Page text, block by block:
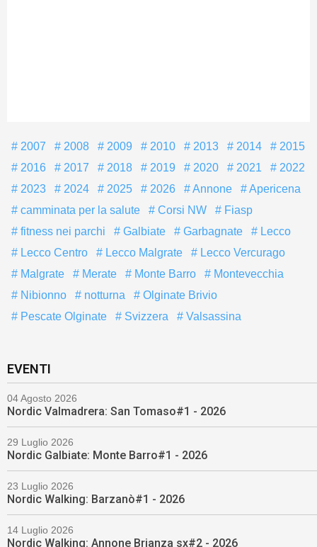
2007 2008 2009 2010 2013 2014
2015
2016
2017 2018 2019 2020 2021
2022
2023
2024 2025 2026 Annone
Apericena
camminata per la salute
Corsi NW
Fiasp
fitness nei parchi
Galbiate Garbagnate
Lecco
Lecco Centro
Lecco Malgrate
Lecco Vercurago
Malgrate
Merate Monte Barro
Montevecchia
Nibionno
notturna
Olginate Brivio
Pescate Olginate
Svizzera Valsassina
EVENTI
04 Agosto 2026
Nordic Valmadrera: San Tomaso#1 - 2026
29 Luglio 2026
Nordic Galbiate: Monte Barro#1 - 2026
23 Luglio 2026
Nordic Walking: Barzanò#1 - 2026
14 Luglio 2026
Nordic Walking: Annone Brianza sx#2 - 2026